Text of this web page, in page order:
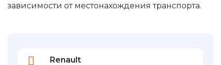
зависимости от местонахождения транспорта.
Renault